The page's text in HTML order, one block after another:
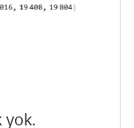
yok.